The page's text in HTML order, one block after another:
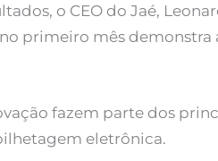
o CEO do Jaé,
primeiro mês
fazem parte dos
eletrônica.